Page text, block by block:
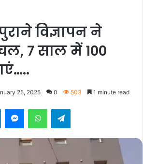
विज्ञापन ने
7 साल में 100
25, 2025 0 503 1 minute read